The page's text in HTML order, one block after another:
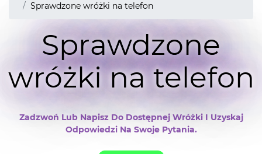
Sprawdzone wróżki na telefon
Sprawdzone
wróżki na telefon
Zadzwoń Lub Napisz Do Dostępnej Wróżki I Uzyskaj
Odpowiedzi Na Swoje Pytania.